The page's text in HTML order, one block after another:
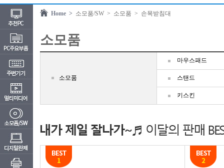
Home > 소모품/SW > 소모품 > 손목받침대
소모품
소모품
마우스패드
스탠드
키스킨